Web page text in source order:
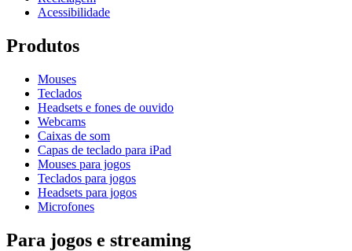
Acessibilidade
Produtos
Mouses
Teclados
Headsets e fones de ouvido
Webcams
Caixas de som
Capas de teclado para iPad
Mouses para jogos
Teclados para jogos
Headsets para jogos
Microfones
Para jogos e streaming